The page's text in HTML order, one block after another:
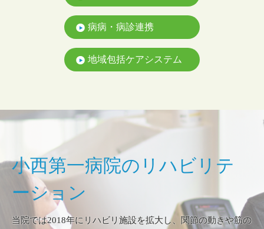
病病・病診連携
地域包括ケアシステム
小西第一病院の リハビリテ
ーション
当院では2018年にリハビリ施設を拡大し、関節の動きや筋の